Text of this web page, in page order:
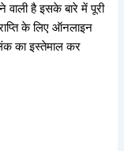
वाली है इसके बारे में पूरी
के लिए ऑनलाइन
का इस्तेमाल कर